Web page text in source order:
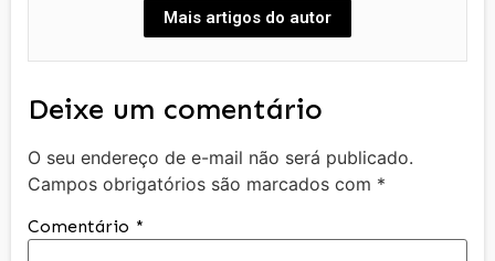
Mais artigos do autor
Deixe um comentário
O seu endereço de e-mail não será publicado.
Campos obrigatórios são marcados com *
Comentário *